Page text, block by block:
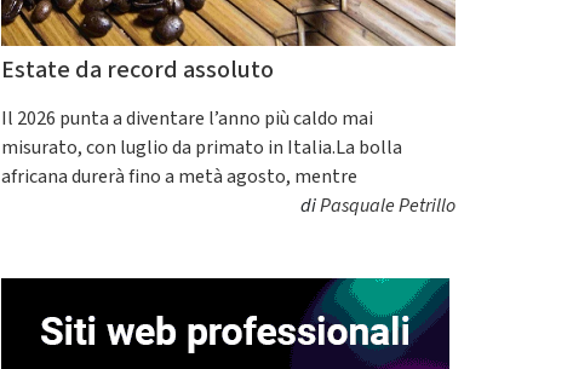
Estate da record assoluto
Il 2026 punta a diventare l’anno più caldo mai
misurato, con luglio da primato in Italia.La bolla
africana durerà fino a metà agosto, mentre
diPasquale Petrillo